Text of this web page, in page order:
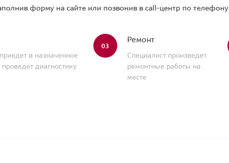
форму на сайте или позвонив в call-центр по телефону
в назначенное
диагностику
03
Ремонт
Специалист произведет
ремонтные работы на
месте